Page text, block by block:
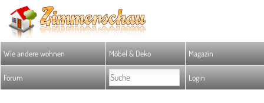
Wie andere wohnen Möbel & Deko Magazin
Forum Login